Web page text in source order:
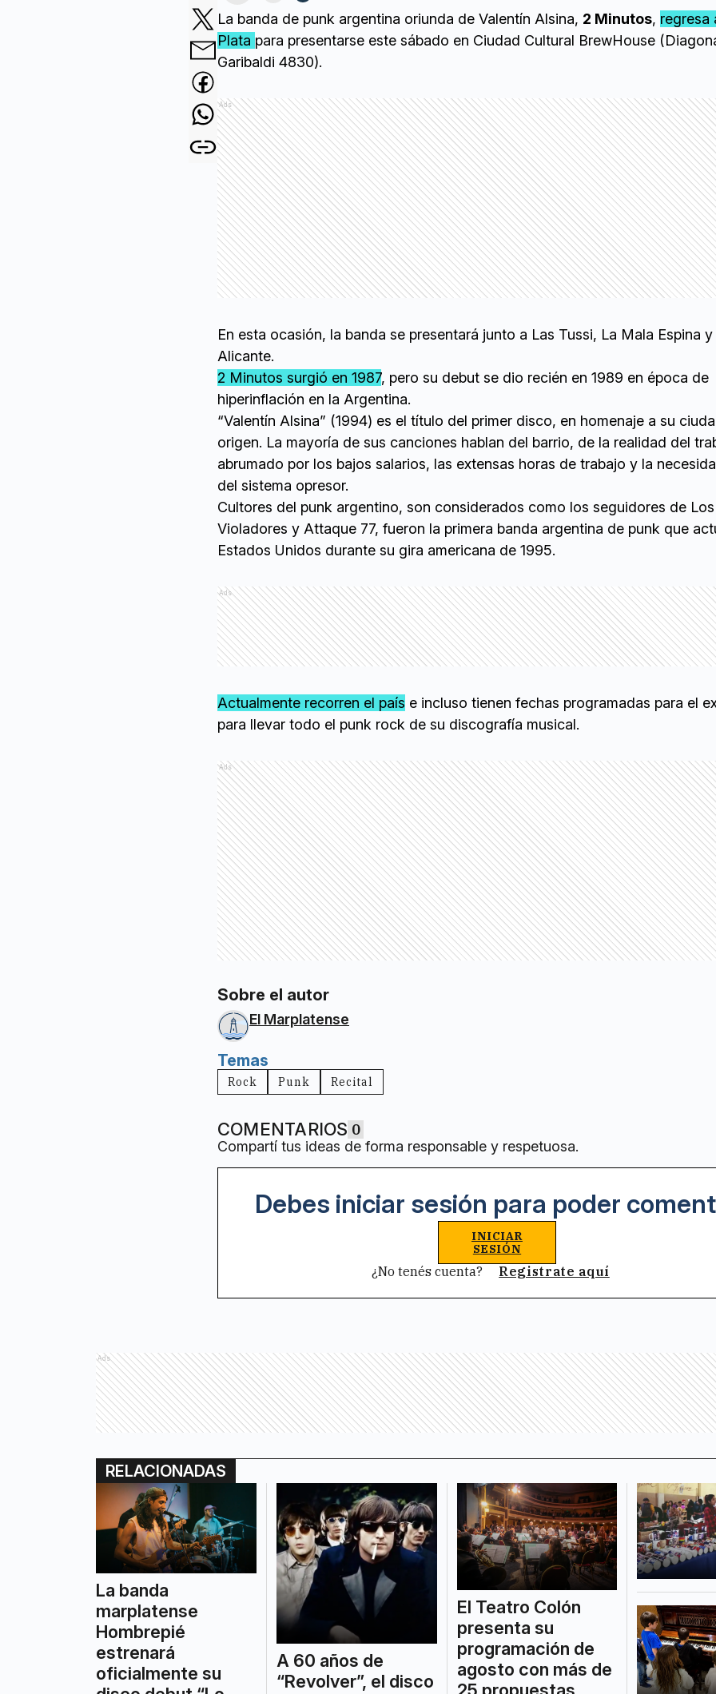
La banda de punk argentina oriunda de Valentín Alsina, 2 Minutos, regresa
Plata para presentarse este sábado en Ciudad Cultural BrewHouse
Garibaldi 4830).
Ads
En esta ocasión, la banda se presentará junto a Las Tussi, La Mala Espina
Alicante.
2 Minutos surgió en 1987, pero su debut se dio recién en 1989 en época de
hiperinflación en la Argentina.
“Valentín Alsina” (1994) es el título del primer disco, en homenaje a su
origen. La mayoría de sus canciones hablan del barrio, de la realidad del
abrumado por los bajos salarios, las extensas horas de trabajo y la
del sistema opresor.
Cultores del punk argentino, son considerados como los seguidores de Los
Violadores y Attaque 77, fueron la primera banda argentina de punk que
Estados Unidos durante su gira americana de 1995.
Ads
Actualmente recorren el país e incluso tienen fechas programadas para el
para llevar todo el punk rock de su discografía musical.
Ads
Sobre el autor
El Marplatense
Temas
Rock Punk Recital
COMENTARIOS 0
Compartí tus ideas de forma responsable y respetuosa.
Debes iniciar sesión para poder
INICIAR
SESIÓN
¿No tenés cuenta? Registrate aquí
Ads
RELACIONADAS
La banda
marplatense
Hombrepié
estrenará
oficialmente su
A 60 años de
“Revolver”, el disco
El Teatro Colón
presenta su
programación de
agosto con más de
25 propuestas